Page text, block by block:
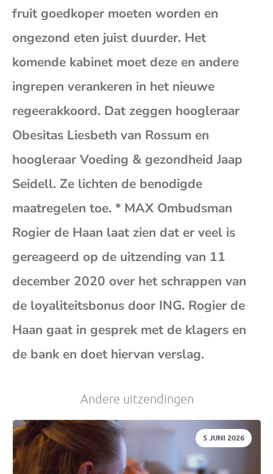
op
Facebook
op
X
fruit goedkoper moeten worden en
ongezond eten juist duurder. Het
komende kabinet moet deze en andere
ingrepen verankeren in het nieuwe
regeerakkoord. Dat zeggen hoogleraar
Obesitas Liesbeth van Rossum en
hoogleraar Voeding & gezondheid Jaap
Seidell. Ze lichten de benodigde
maatregelen toe. * MAX Ombudsman
Rogier de Haan laat zien dat er veel is
gereageerd op de uitzending van 11
december 2020 over het schrappen van
de loyaliteitsbonus door ING. Rogier de
Haan gaat in gesprek met de klagers en
de bank en doet hiervan verslag.
Andere uitzendingen
DATUM:
5 JUNI 2026